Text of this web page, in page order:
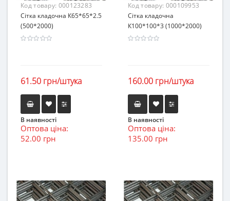
Код товару: 000123283
Сітка кладочна К65*65*2.5
(500*2000)
61.50 грн/штука
В наявності
Оптова ціна:
52.00 грн
Код товару: 000109953
Сітка кладочна
К100*100*3 (1000*2000)
160.00 грн/штука
В наявності
Оптова ціна:
135.00 грн